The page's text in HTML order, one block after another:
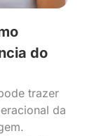
do
trazer
da